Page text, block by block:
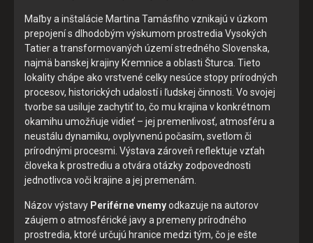
Maľby a inštalácie Martina Tamásfiho vznikajú v úzkom
prepojení s dlhodobým výskumom prostredia Vysokých
Tatier a transformovaných území stredného Slovenska,
najmä banskej krajiny Kremnice a oblasti Šturca. Tieto
lokality chápe ako vrstvené celky nesúce stopy prírodných
procesov, historických udalostí i ľudskej činnosti. Vo svojej
tvorbe sa usiluje zachytiť to, čo mu krajina v konkrétnom
okamihu umožňuje vidieť – jej premenlivosť, atmosféru a
neustálu dynamiku, ovplyvnenú počasím, svetlom či
prírodnými procesmi. Výstava zároveň reflektuje vzťah
človeka k prostrediu a otvára otázky zodpovednosti
jednotlivca voči krajine a jej premenám.
Názov výstavy Periférne vnemyodkazuje na autorov
záujem o atmosférické javy a premeny prírodného
prostredia, ktoré určujú hranice medzi tým, čo je ešte
funkcií sociálnych sietí a na analýzu návštevnosti.
Zo zákona môžeme na vašom zariadení ukladať iba súbory
cookie, ktoré sú nevyhnutné pre prevádzku týchto stránok.
Pre všetky ostatné typy súborov cookie potrebujeme vaše
povolenie. Budeme vďační, keď nám ho poskytnete a
pomôžete nám tak naše stránky a služby zlepšovať. Svoj
súhlas s používaním cookies na našom webe môžete
samozrejme kedykoľvek zmeniť alebo odvolať.
Vyberte úroveň cookies, ktorú chcete povoliť
Technické cookies